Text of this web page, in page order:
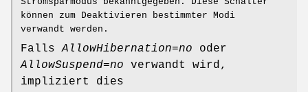
können zum Deaktivieren bestimmter Modi
verwandt werden.
FallsAllowHibernation=no oder
AllowSuspend=no verwandt wird,
impliziert dies